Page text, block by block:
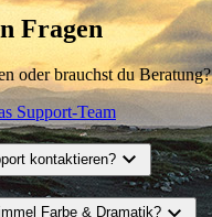
Fragen
oder brauchst du Beratung?
Support-Team
kontaktieren? expand_more
Farbe & Dramatik?